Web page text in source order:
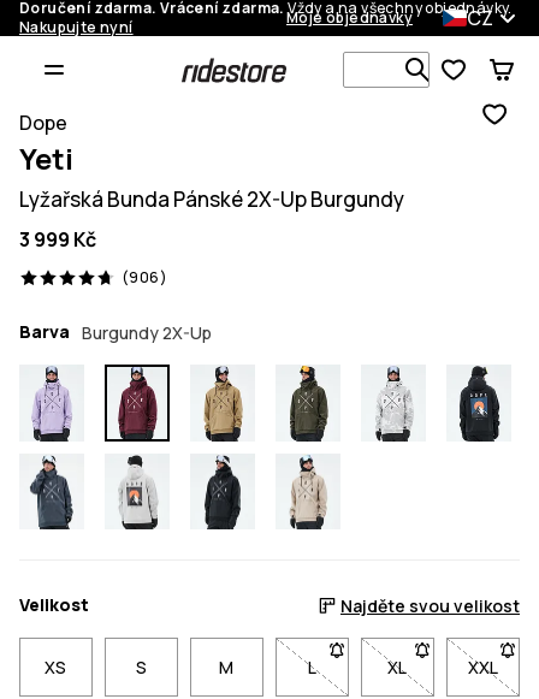
Doručení zdarma. Vrácení zdarma.Vždy a na všechny objednávky.
Nakupujte nyní
Moje objednávky CZ
Vyhledávej
Dope
Yeti
Lyžařská Bunda Pánské 2X-Up Burgundy
3 999 Kč
(906)
906 recenze, 4.7/5
Barva Burgundy 2X-Up
Velikost Najděte svou velikost
XS S M L- Velikost L není dostupná.
XL- Velikost XL
XXL
-